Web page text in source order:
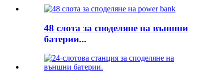
48 слота за споделяне на външни
батерии...